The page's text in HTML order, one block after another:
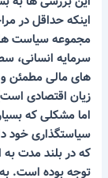
اینکه حداقل در
مجموعه سیاست
سرمایه انسانی،
های مالی مطمئن
زیان اقتصادی
اما مشکلی که
سیاستگذاری خود
که در بلند مدت
توجه بوده است. به